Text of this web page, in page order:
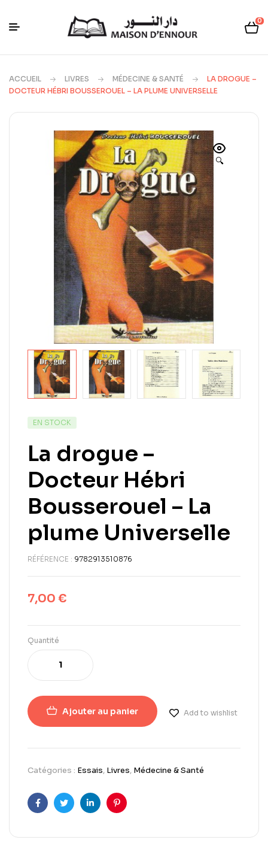
0
ACCUEIL LIVRES MÉDECINE & SANTÉ
LA DROGUE –
DOCTEUR HÉBRI BOUSSEROUEL – LA PLUME UNIVERSELLE
🔍
EN STOCK
La drogue –
Docteur Hébri
Bousserouel – La
plume Universelle
RÉFÉRENCE : 9782913510876
7,00 €
Quantité
Ajouter au panier Add to wishlist
Catégories : Essais, Livres, Médecine & Santé
FacebookTwitterLinkedInPinterest